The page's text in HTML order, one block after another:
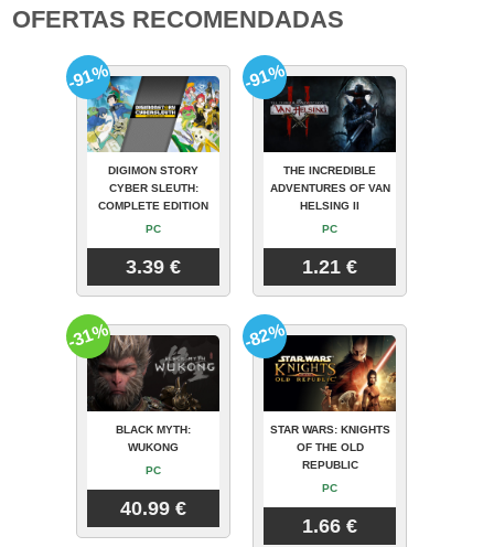
OFERTAS RECOMENDADAS
DIGIMON STORY
CYBER SLEUTH:
COMPLETE EDITION
PC
3.39 €
-91%
THE INCREDIBLE
ADVENTURES OF VAN
HELSING II
PC
1.21 €
-91%
BLACK MYTH:
WUKONG
PC
40.99 €
-31%
STAR WARS: KNIGHTS
OF THE OLD
REPUBLIC
PC
1.66 €
-82%